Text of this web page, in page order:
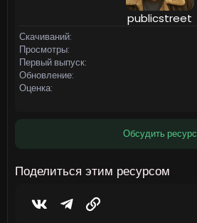
publicstreet
Скачиваний
Просмотры
Первый выпуск
Обновление
Оценка
Обсудить ресурс
Поделиться этим ресурсом
VkontakteTelegram